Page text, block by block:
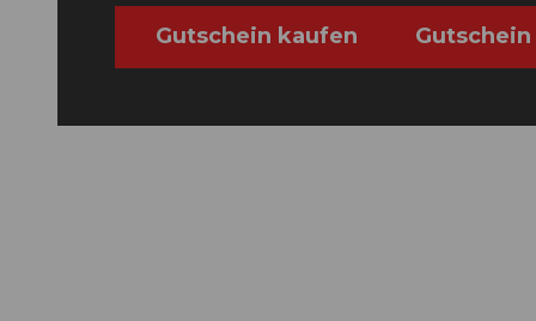
Gutschein kaufen